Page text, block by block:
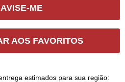
AVISE-ME
AOS FAVORITOS
estimados para sua região: